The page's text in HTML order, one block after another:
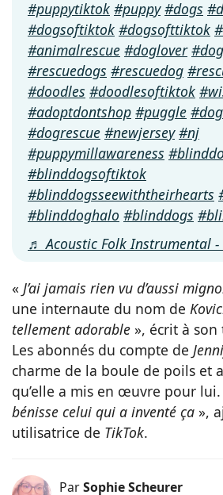
#puppytiktok #puppy #dogs
#dogsoftiktok #dogsofttiktok
#animalrescue #doglover
#rescuedogs #rescuedog
#doodles #doodlesoftiktok
#adoptdontshop #puggle
#dogrescue #newjersey #nj
#puppymillawareness
#blinddogsoftiktok
#blinddogsseewiththeirhearts
#blinddoghalo #blinddogs
♬ Acoustic Folk Instrumental -
« J’ai jamais rien vu d’aussi
une internaute du nom de
tellement adorable », écrit à
Les abonnés du compte de
charme de la boule de poils et
qu’elle a mis en œuvre pour lui.
bénisse celui qui a inventé ça »,
utilisatrice de TikTok.
ParSophie Scheurer